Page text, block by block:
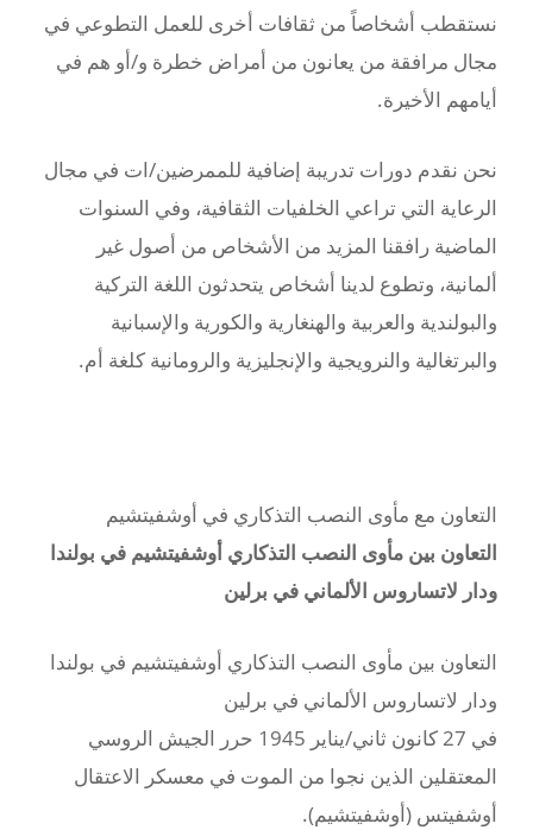
نستقطب أشخاصاً من ثقافات أخرى للعمل التطوعي في
مجال مرافقة من يعانون من أمراض خطرة و/أو هم في
أيامهم الأخيرة.
نحن نقدم دورات تدريبة إضافية للممرضين/ات في مجال
الرعاية التي تراعي الخلفيات الثقافية، وفي السنوات
الماضية رافقنا المزيد من الأشخاص من أصول غير
ألمانية، وتطوع لدينا أشخاص يتحدثون اللغة التركية
والبولندية والعربية والهنغارية والكورية والإسبانية
والبرتغالية والنرويجية والإنجليزية والرومانية كلغة أم.
التعاون مع مأوى النصب التذكاري في أوشفيتشيم
التعاون بين مأوى النصب التذكاري أوشفيتشيم في بولندا
ودار لاتساروس الألماني في برلين
التعاون بين مأوى النصب التذكاري أوشفيتشيم في بولندا
ودار لاتساروس الألماني في برلين
في 27 كانون ثاني/يناير 1945 حرر الجيش الروسي
المعتقلين الذين نجوا من الموت في معسكر الاعتقال
أوشفيتس (أوشفيتشيم).